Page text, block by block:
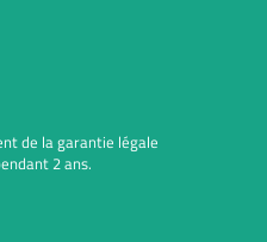
de la garantie légale
2 ans.